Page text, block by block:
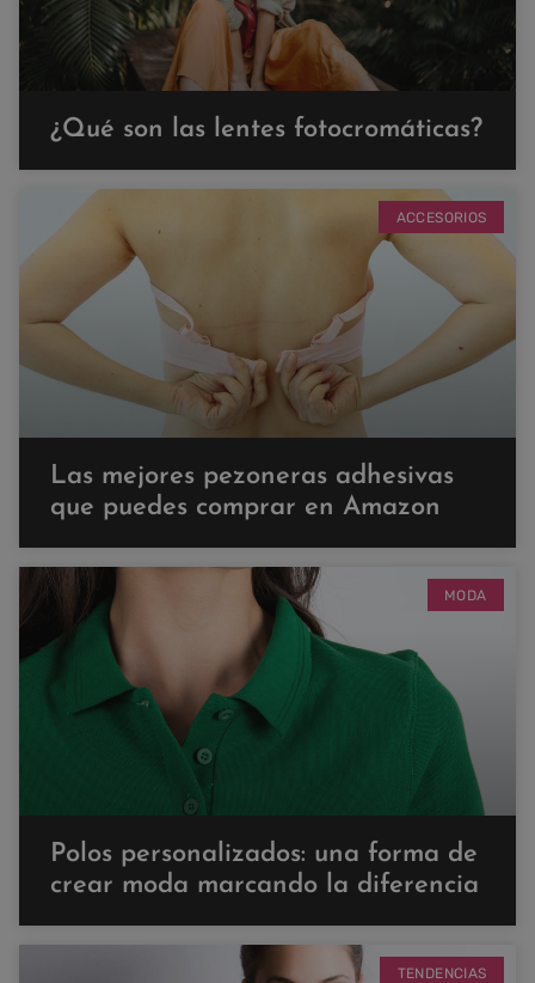
¿Qué son las lentes fotocromáticas?
ACCESORIOS
Las mejores pezoneras adhesivas
que puedes comprar en Amazon
MODA
Polos personalizados: una forma de
crear moda marcando la diferencia
TENDENCIAS